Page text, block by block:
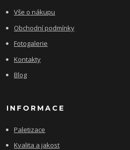
Vše o nákupu
Obchodní podmínky
Fotogalerie
Kontakty
Blog
INFORMACE
Paletizace
Kvalita a jakost